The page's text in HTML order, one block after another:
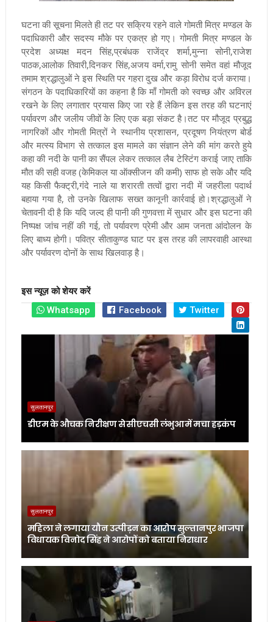
घटना की सूचना मिलते ही तट पर सक्रिय रहने वाले गोमती मित्र मण्डल के
पदाधिकारी और सदस्य मौके पर एकत्र हो गए। गोमती मित्र मण्डल के
प्रदेश अध्यक्ष मदन सिंह,प्रबंधक राजेंद्र शर्मा,मुन्ना सोनी,राजेश
पाठक,आलोक तिवारी,दिनकर सिंह,अजय वर्मा,रामु सोनी समेत वहां मौजूद
तमाम श्रद्धालुओं ने इस स्थिति पर गहरा दुख और कड़ा विरोध दर्ज कराया।
संगठन के पदाधिकारियों का कहना है कि माँ गोमती को स्वच्छ और अविरल
रखने के लिए लगातार प्रयास किए जा रहे हैं लेकिन इस तरह की घटनाएं
पर्यावरण और जलीय जीवों के लिए एक बड़ा संकट है।तट पर मौजूद प्रबुद्ध
नागरिकों और गोमती मित्रों ने स्थानीय प्रशासन, प्रदूषण नियंत्रण बोर्ड
और मत्स्य विभाग से तत्काल इस मामले का संज्ञान लेने की मांग करते हुये
कहा की नदी के पानी का सैंपल लेकर तत्काल लैब टेस्टिंग कराई जाए ताकि
मौत की सही वजह (केमिकल या ऑक्सीजन की कमी) साफ हो सके और यदि
यह किसी फैक्ट्री,गंदे नाले या शरारती तत्वों द्वारा नदी में जहरीला पदार्थ
बहाया गया है, तो उनके खिलाफ सख्त कानूनी कार्रवाई हो।श्रद्धालुओं ने
चेतावनी दी है कि यदि जल्द ही पानी की गुणवत्ता में सुधार और इस घटना की
निष्पक्ष जांच नहीं की गई, तो पर्यावरण प्रेमी और आम जनता आंदोलन के
लिए बाध्य होगी। पवित्र सीताकुण्ड घाट पर इस तरह की लापरवाही आस्था
और पर्यावरण दोनों के साथ खिलवाड़ है।
इस न्यूज़ को शेयर करें
Whatsapp
Facebook Twitter
सुलतानपुर
डीएम के औचक निरीक्षण से सीएचसी लंभुआ में मचा हड़कंप
सुलतानपुर
महिला ने लगाया यौन उत्पीड़न का आरोप सुल्तानपुर भाजपा
विधायक विनोद सिंह ने आरोपों को बताया निराधार